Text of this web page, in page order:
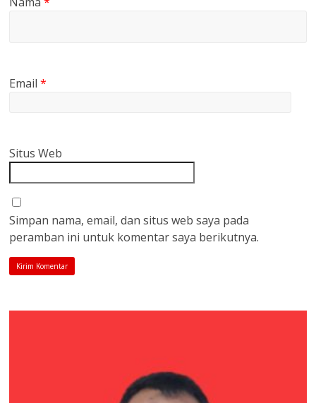
Email*
Situs Web
Simpan nama, email, dan situs web saya pada
peramban ini untuk komentar saya berikutnya.